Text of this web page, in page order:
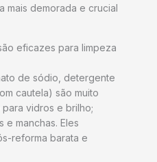
mais demorada e crucial
eficazes para limpeza
de sódio, detergente
cautela) são muito
vidros e brilho;
e manchas. Eles
reforma barata e